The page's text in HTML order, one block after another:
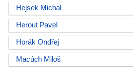
Hejsek Michal
Herout Pavel
Horák Ondřej
Macúch Miloš